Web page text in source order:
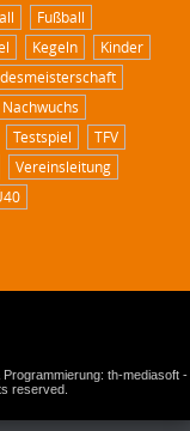
Fußball
Kegeln
Kinder
Nachwuchs
Testspiel
TFV
Vereinsleitung
th-mediasoft -
reserved.